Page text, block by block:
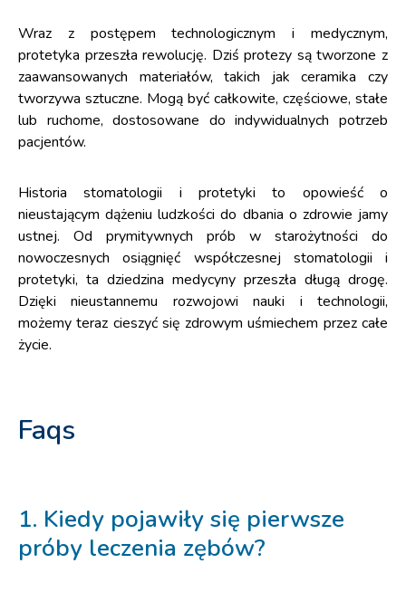
Wraz z postępem technologicznym i medycznym,
protetyka przeszła rewolucję. Dziś protezy są tworzone z
zaawansowanych materiałów, takich jak ceramika czy
tworzywa sztuczne. Mogą być całkowite, częściowe, stałe
lub ruchome, dostosowane do indywidualnych potrzeb
pacjentów.
Historia stomatologii i protetyki to opowieść o
nieustającym dążeniu ludzkości do dbania o zdrowie jamy
ustnej. Od prymitywnych prób w starożytności do
nowoczesnych osiągnięć współczesnej stomatologii i
protetyki, ta dziedzina medycyny przeszła długą drogę.
Dzięki nieustannemu rozwojowi nauki i technologii,
możemy teraz cieszyć się zdrowym uśmiechem przez całe
życie.
Faqs
1. Kiedy pojawiły się pierwsze
próby leczenia zębów?